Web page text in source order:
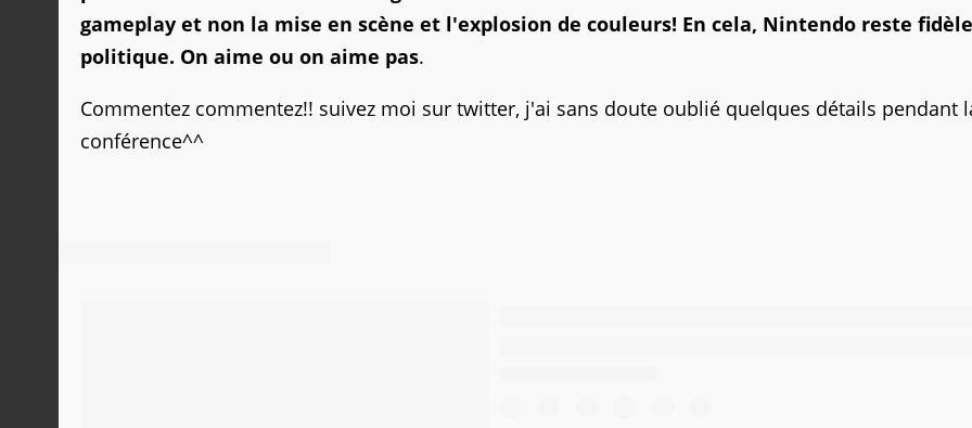
gameplay et non la mise en scène et l'explosion de couleurs! En cela, Nintendo reste
politique. On aime ou on aime pas.
Commentez commentez!! suivez moi sur twitter, j'ai sans doute oublié quelques détails pendant
conférence^^